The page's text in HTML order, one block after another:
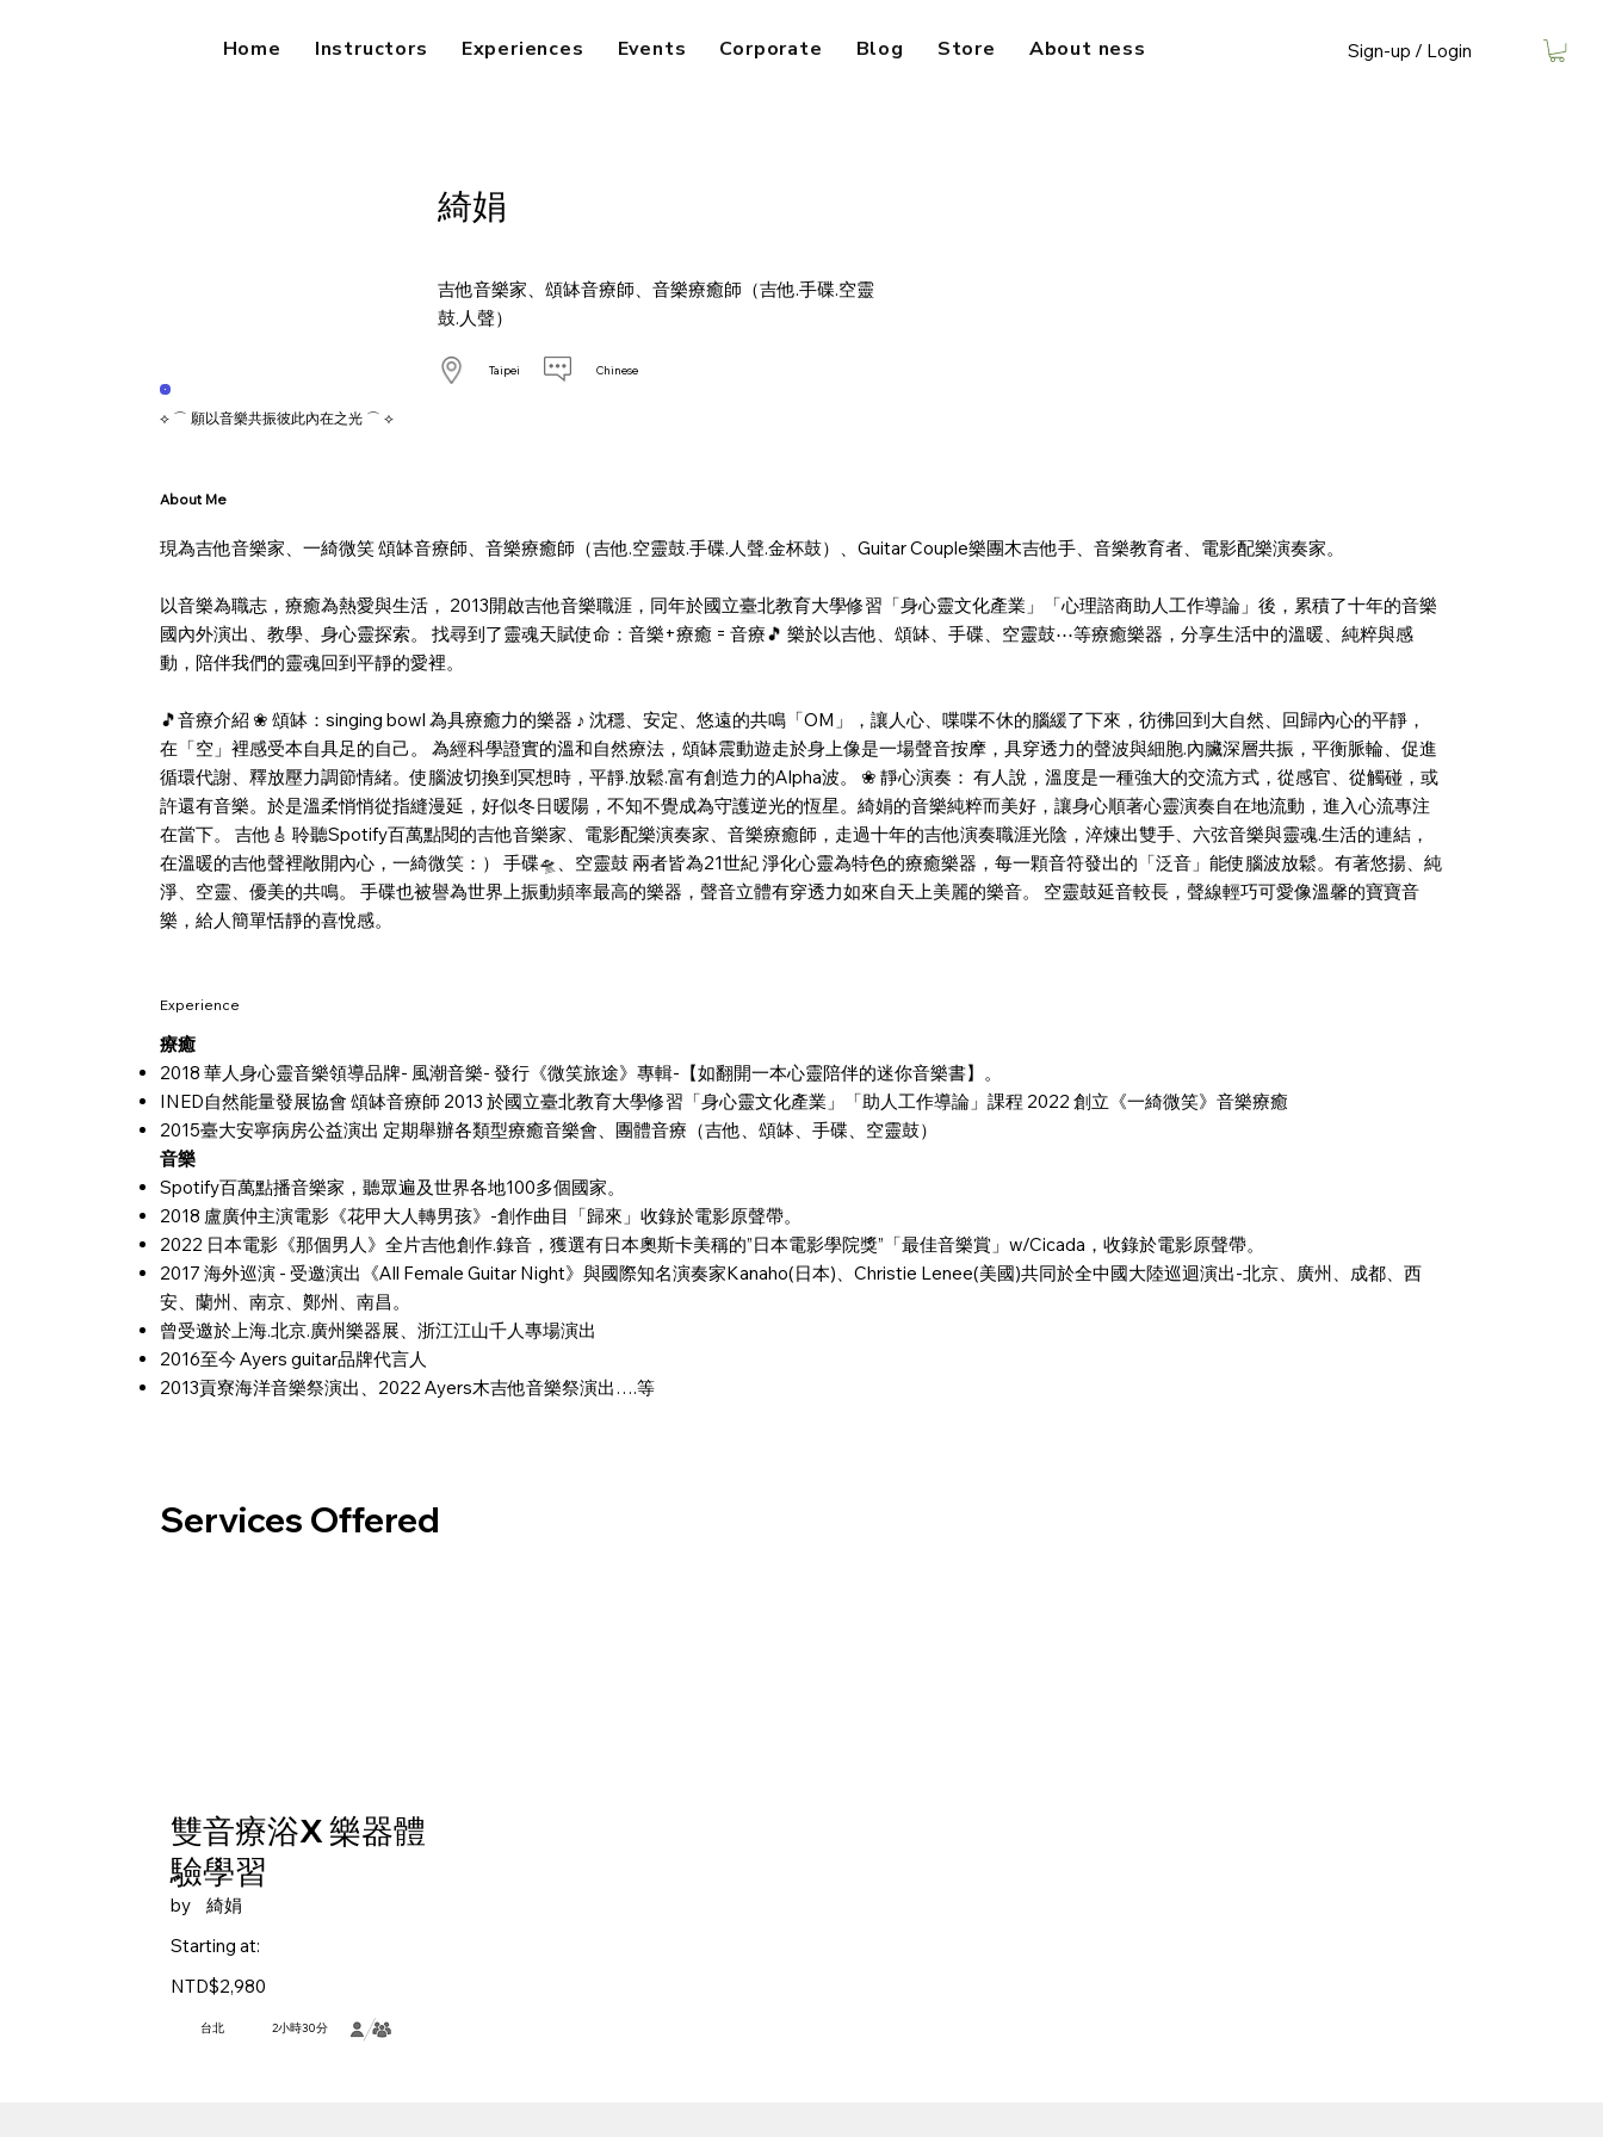
Home Instructors Experiences Events Corporate Blog Store About​ ness Sign-up / Login
綺娟
吉他音樂家、頌缽音療師、音樂療癒師（吉他.手碟.空靈
鼓.人聲）
Taipei Chinese
⟡ ⌒ 願以音樂共振彼此內在之光 ⌒ ⟡
About Me
現為吉他音樂家、一綺微笑 頌缽音療師、音樂療癒師（吉他.空靈鼓.手碟.人聲.金杯鼓）、Guitar Couple樂團木吉他手、音樂教育者、電影配樂演奏家。
以音樂為職志，療癒為熱愛與生活， 2013開啟吉他音樂職涯，同年於國立臺北教育大學修習「身心靈文化產業」「心理諮商助人工作導論」後，累積了十年的音樂
國內外演出、教學、身心靈探索。 找尋到了靈魂天賦使命：音樂+療癒 = 音療🎵 樂於以吉他、頌缽、手碟、空靈鼓⋯等療癒樂器，分享生活中的溫暖、純粹與感
動，陪伴我們的靈魂回到平靜的愛裡。
🎵音療介紹 ❀ 頌缽：singing bowl 為具療癒力的樂器 ♪ 沈穩、安定、悠遠的共鳴「OM」，讓人心、喋喋不休的腦緩了下來，彷彿回到大自然、回歸內心的平靜，
在「空」裡感受本自具足的自己。 為經科學證實的溫和自然療法，頌缽震動遊走於身上像是一場聲音按摩，具穿透力的聲波與細胞.內臟深層共振，平衡脈輪、促進
循環代謝、釋放壓力調節情緒。使腦波切換到冥想時，平靜.放鬆.富有創造力的Alpha波。 ❀ 靜心演奏： 有人說，溫度是一種強大的交流方式，從感官、從觸碰，或
許還有音樂。於是溫柔悄悄從指縫漫延，好似冬日暖陽，不知不覺成為守護逆光的恆星。綺娟的音樂純粹而美好，讓身心順著心靈演奏自在地流動，進入心流專注
在當下。 吉他🎸 聆聽Spotify百萬點閱的吉他音樂家、電影配樂演奏家、音樂療癒師，走過十年的吉他演奏職涯光陰，淬煉出雙手、六弦音樂與靈魂.生活的連結，
在溫暖的吉他聲裡敞開內心，一綺微笑：） 手碟🛸、空靈鼓 兩者皆為21世紀 淨化心靈為特色的療癒樂器，每一顆音符發出的「泛音」能使腦波放鬆。有著悠揚、純
淨、空靈、優美的共鳴。 手碟也被譽為世界上振動頻率最高的樂器，聲音立體有穿透力如來自天上美麗的樂音。 空靈鼓延音較長，聲線輕巧可愛像溫馨的寶寶音
樂，給人簡單恬靜的喜悅感。
Experience
療癒
2018 華人身心靈音樂領導品牌- 風潮音樂- 發行《微笑旅途》專輯-【如翻開一本心靈陪伴的迷你音樂書】。
INED自然能量發展協會 頌缽音療師 2013 於國立臺北教育大學修習「身心靈文化產業」「助人工作導論」課程 2022 創立《一綺微笑》音樂療癒
2015臺大安寧病房公益演出 定期舉辦各類型療癒音樂會、團體音療（吉他、頌缽、手碟、空靈鼓）
音樂
Spotify百萬點播音樂家，聽眾遍及世界各地100多個國家。
2018 盧廣仲主演電影《花甲大人轉男孩》-創作曲目「歸來」收錄於電影原聲帶。
2022 日本電影《那個男人》全片吉他創作.錄音，獲選有日本奧斯卡美稱的”日本電影學院獎”「最佳音樂賞」w/Cicada，收錄於電影原聲帶。
2017 海外巡演 - 受邀演出《All Female Guitar Night》與國際知名演奏家Kanaho(日本)、Christie Lenee(美國)共同於全中國大陸巡迴演出-北京、廣州、成都、西
安、蘭州、南京、鄭州、南昌。
曾受邀於上海.北京.廣州樂器展、浙江江山千人專場演出
2016至今 Ayers guitar品牌代言人
2013貢寮海洋音樂祭演出、2022 Ayers木吉他音樂祭演出….等
Services Offered
NTD$2,980
Starting at:
台北 2小時30分
綺娟
雙音療浴X 樂器體
驗學習
by